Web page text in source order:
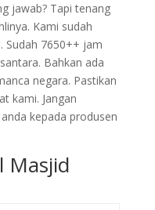
jawab? Tapi tenang
Kami sudah
Sudah 7650++ jam
Bahkan ada
negara. Pastikan
kami. Jangan
kepada produsen
Masjid